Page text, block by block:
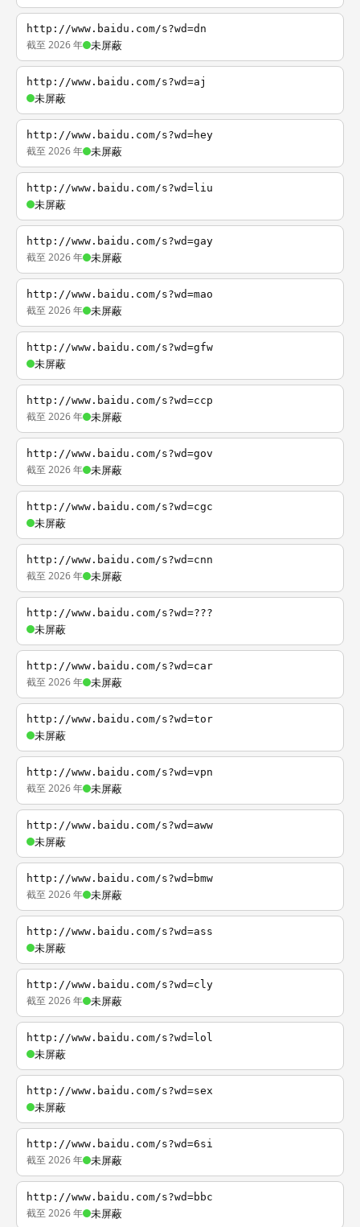
http://www.baidu.com/s?wd=dn
截至 2026 年 未屏蔽
http://www.baidu.com/s?wd=aj
未屏蔽
http://www.baidu.com/s?wd=hey
截至 2026 年 未屏蔽
http://www.baidu.com/s?wd=liu
未屏蔽
http://www.baidu.com/s?wd=gay
截至 2026 年 未屏蔽
http://www.baidu.com/s?wd=mao
截至 2026 年 未屏蔽
http://www.baidu.com/s?wd=gfw
未屏蔽
http://www.baidu.com/s?wd=ccp
截至 2026 年 未屏蔽
http://www.baidu.com/s?wd=gov
截至 2026 年 未屏蔽
http://www.baidu.com/s?wd=cgc
未屏蔽
http://www.baidu.com/s?wd=cnn
截至 2026 年 未屏蔽
http://www.baidu.com/s?wd=???
未屏蔽
http://www.baidu.com/s?wd=car
截至 2026 年 未屏蔽
http://www.baidu.com/s?wd=tor
未屏蔽
http://www.baidu.com/s?wd=vpn
截至 2026 年 未屏蔽
http://www.baidu.com/s?wd=aww
未屏蔽
http://www.baidu.com/s?wd=bmw
截至 2026 年 未屏蔽
http://www.baidu.com/s?wd=ass
未屏蔽
http://www.baidu.com/s?wd=cly
截至 2026 年 未屏蔽
http://www.baidu.com/s?wd=lol
未屏蔽
http://www.baidu.com/s?wd=sex
未屏蔽
http://www.baidu.com/s?wd=6si
截至 2026 年 未屏蔽
http://www.baidu.com/s?wd=bbc
截至 2026 年 未屏蔽